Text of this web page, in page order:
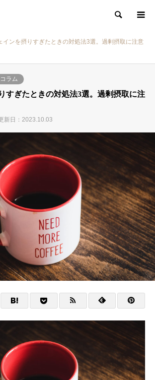
検索
インを摂りすぎたときの対処法3選。過剰摂取に注意
コラム
すぎたときの対処法3選。過剰摂取に注
新日：2023.10.03